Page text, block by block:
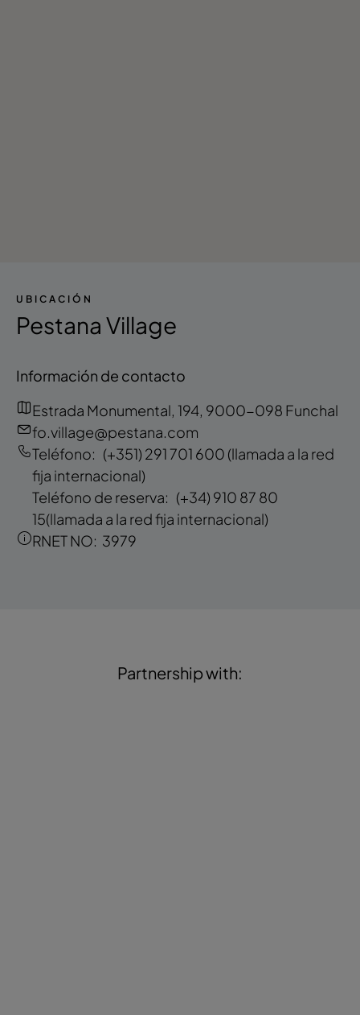
UBICACIÓN
Pestana Village
Información de contacto
Estrada Monumental, 194, 9000-098 Funchal
fo.village@pestana.com
Teléfono: (+351) 291 701 600 (llamada a la red
fija internacional)
Teléfono de reserva: (+34) 910 87 80
15(llamada a la red fija internacional)
RNET NO: 3979
Partnership with: